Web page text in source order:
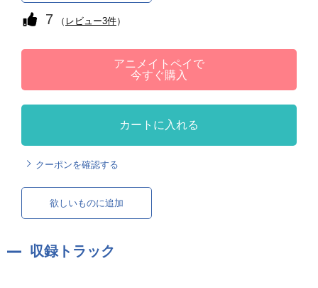
7 （ レビュー3件）
アニメイトペイで
今すぐ購入
カートに入れる
クーポンを確認する
欲しいものに追加
収録トラック